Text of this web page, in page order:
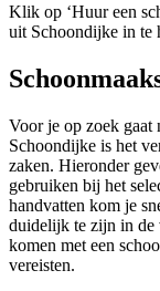
Klik op ‘Huur een
uit Schoondijke in te
Voor je op zoek gaat
Schoondijke is het
zaken. Hieronder
gebruiken bij het
handvatten kom je
duidelijk te zijn in de
komen met een
vereisten.